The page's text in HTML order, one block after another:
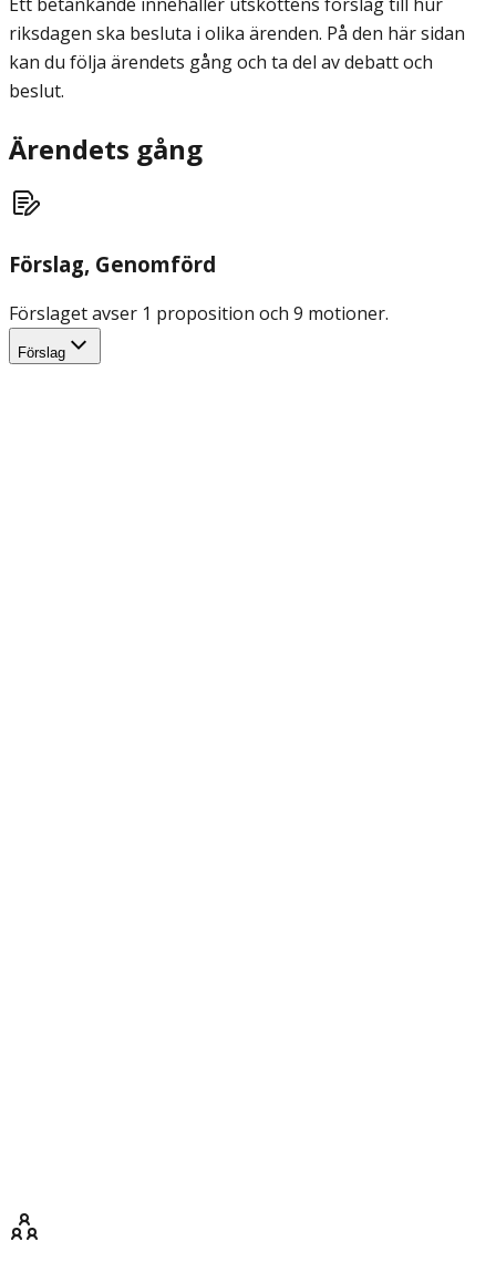
riksdagen ska besluta i olika ärenden. På den här sidan
kan du följa ärendets gång och ta del av debatt och
beslut.
Ärendets gång
Förslag, Genomförd
Förslaget avser 1 proposition och 9 motioner.
Förslag